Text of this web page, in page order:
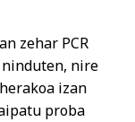
zehar PCR
nire
izan
proba